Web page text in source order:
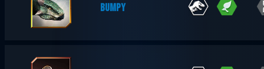
BUMPY